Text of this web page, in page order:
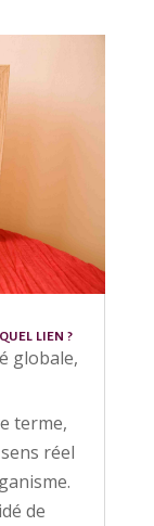
lien ?
globale,
terme,
réel
de